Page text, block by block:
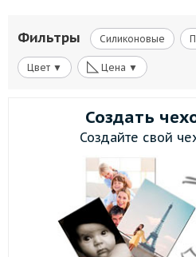
Фильтры Силиконовые
Цвет ▼ ◺ Цена ▼
Создать
Создайте свой